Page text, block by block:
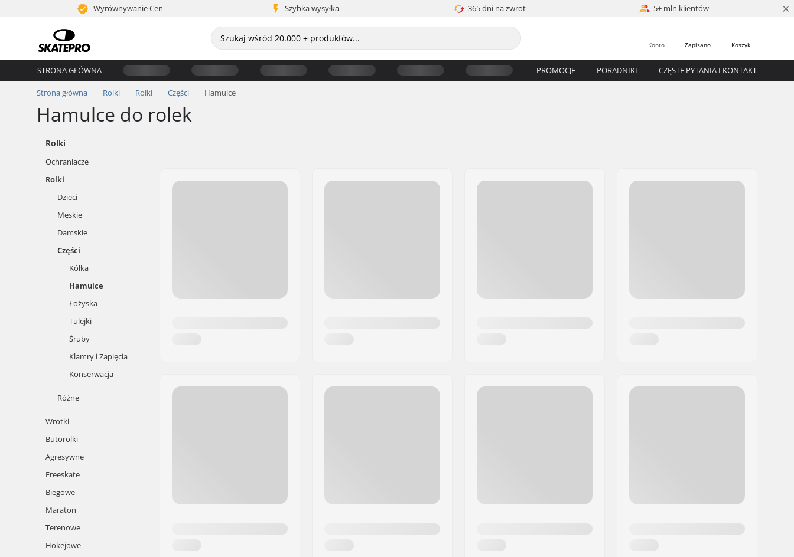
Wyrównywanie Cen Szybka wysyłka 365 dni na zwrot 5+ mln klientów ×
Koszyk
Zapisano
Konto
STRONA GŁÓWNA PROMOCJE PORADNIKI CZĘSTE PYTANIA I KONTAKT
Strona główna Rolki Rolki Części Hamulce
Hamulce do rolek
Rolki
Ochraniacze
Rolki
Dzieci
Męskie
Damskie
Części
Kółka
Hamulce
Łożyska
Tulejki
Śruby
Klamry i Zapięcia
Konserwacja
Różne
Wrotki
Butorolki
Agresywne
Freeskate
Biegowe
Maraton
Terenowe
Hokejowe